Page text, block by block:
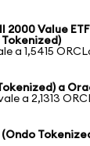
2000 Value
a 1,5415
a
a 2,1313
(Ondo